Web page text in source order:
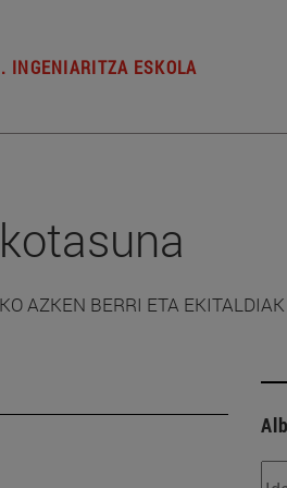
INGENIARITZA ESKOLA
AZKEN BERRI ETA EKITALDIAK